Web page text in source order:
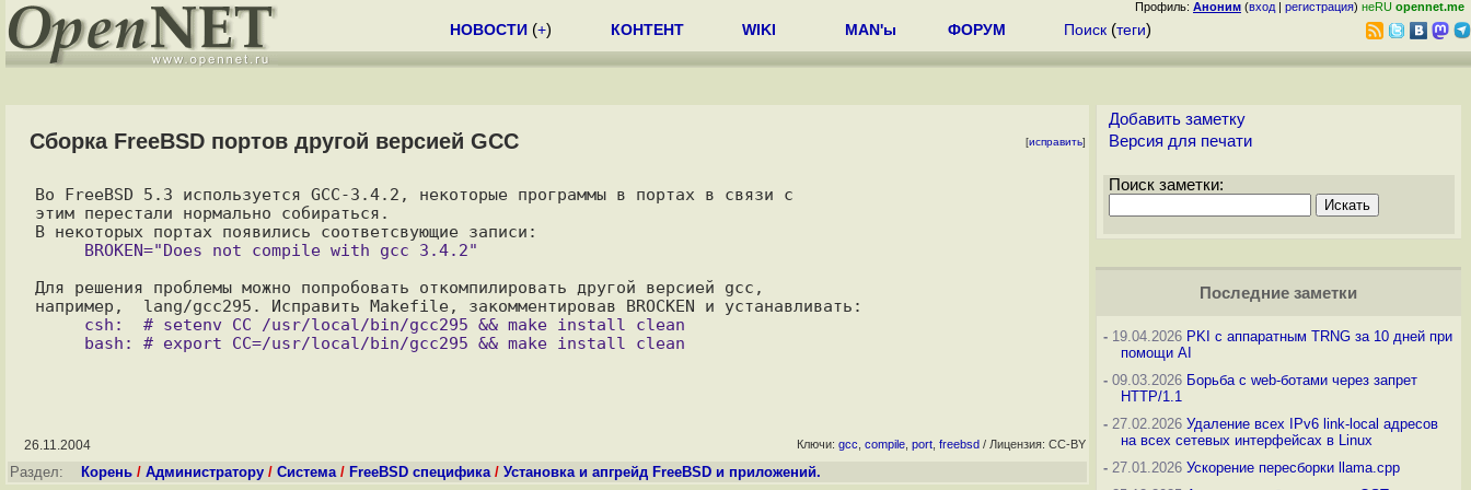
Профиль: Аноним (вход | регистрация) неRU opennet.me
НОВОСТИ (+) КОНТЕНТ WIKI MAN'ы ФОРУМ Поиск (теги)
Сборка FreeBSD портов другой версией GCC [исправить]
Во FreeBSD 5.3 используется GCC-3.4.2, некоторые программы в портах в связи с
этим перестали нормально собираться.
Для решения проблемы можно попробовать откомпилировать другой версией gcc,
26.11.2004 Ключи: gcc compile port freebsd / Лицензия: CC-BY
Раздел: Корень / Администратору / Система/ FreeBSD специфика/ Установка и апгрейд FreeBSD и приложений.
Добавить заметку
Версия для печати
Поиск заметки:
Последние заметки
-19.04.2026 PKI с аппаратным TRNG за 10 дней при
помощи AI
-09.03.2026 Борьба с web-ботами через запрет
HTTP/1.1
-27.02.2026 Удаление всех IPv6 link-local адресов
на всех сетевых интерфейсах в Linux
-27.01.2026 Ускорение пересборки llama.cpp